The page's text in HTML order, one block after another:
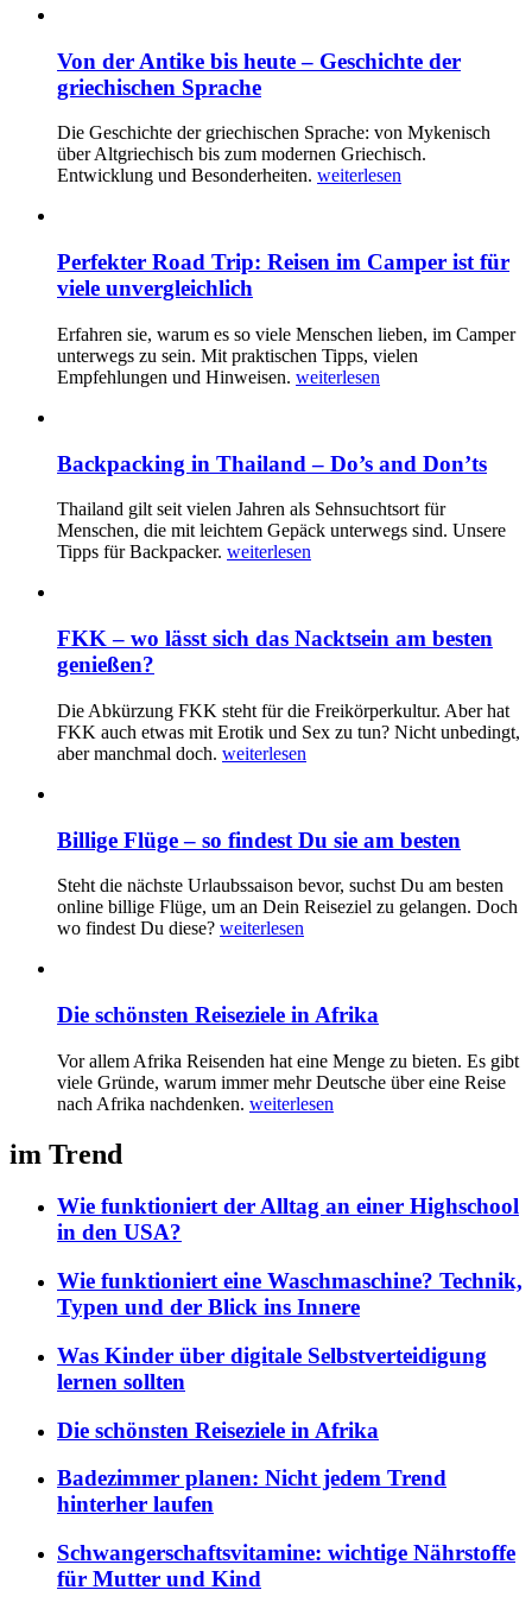
Von der Antike bis heute – Geschichte der
griechischen Sprache
Die Geschichte der griechischen Sprache: von Mykenisch
über Altgriechisch bis zum modernen Griechisch.
Entwicklung und Besonderheiten. weiterlesen
Perfekter Road Trip: Reisen im Camper ist für
viele unvergleichlich
Erfahren sie, warum es so viele Menschen lieben, im Camper
unterwegs zu sein. Mit praktischen Tipps, vielen
Empfehlungen und Hinweisen. weiterlesen
Backpacking in Thailand – Do’s and Don’ts
Thailand gilt seit vielen Jahren als Sehnsuchtsort für
Menschen, die mit leichtem Gepäck unterwegs sind. Unsere
Tipps für Backpacker. weiterlesen
FKK – wo lässt sich das Nacktsein am besten
genießen?
Die Abkürzung FKK steht für die Freikörperkultur. Aber hat
FKK auch etwas mit Erotik und Sex zu tun? Nicht unbedingt,
aber manchmal doch. weiterlesen
Billige Flüge – so findest Du sie am besten
Steht die nächste Urlaubssaison bevor, suchst Du am besten
online billige Flüge, um an Dein Reiseziel zu gelangen. Doch
wo findest Du diese? weiterlesen
Die schönsten Reiseziele in Afrika
Vor allem Afrika Reisenden hat eine Menge zu bieten. Es gibt
viele Gründe, warum immer mehr Deutsche über eine Reise
nach Afrika nachdenken. weiterlesen
im Trend
Wie funktioniert der Alltag an einer Highschool
in den USA?
Wie funktioniert eine Waschmaschine? Technik,
Typen und der Blick ins Innere
Was Kinder über digitale Selbstverteidigung
lernen sollten
Die schönsten Reiseziele in Afrika
Badezimmer planen: Nicht jedem Trend
hinterher laufen
Schwangerschaftsvitamine: wichtige Nährstoffe
für Mutter und Kind